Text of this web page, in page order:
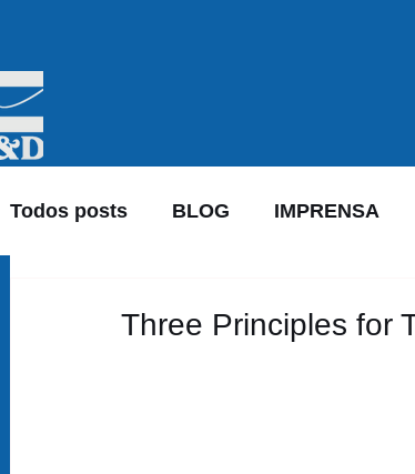
Todos posts BLOG IMPRENSA
Three Principles for